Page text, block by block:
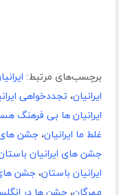
برچسب‌های مرتبط:
ایرانیان، تجدد‌خواهی
ایرانیان ها بی فرهنگ
غلط ما ایرانیان، جشن های
جشن های ایرانیان
ایرانیان باستان، جشن های